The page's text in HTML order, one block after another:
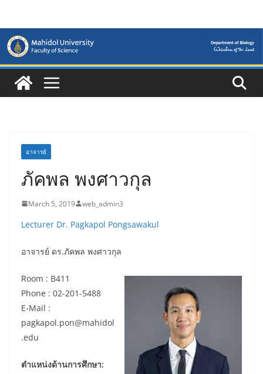
content
อาจารย์
ภัคพล พงศาวกุล
March 5, 2019 web_admin3
Lecturer Dr. Pagkapol Pongsawakul
อาจารย์ ดร.ภัคพล พงศาวกุล
Room : B411
Phone : 02-201-5488
E-Mail :
pagkapol.pon@mahidol
.edu
ตำแหน่งด้านการศึกษา: